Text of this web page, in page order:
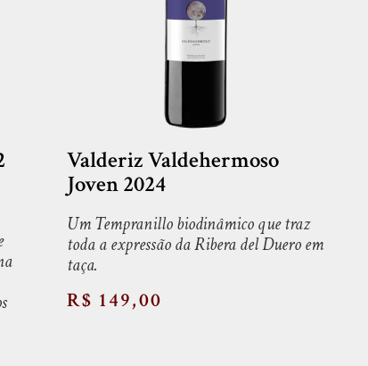
Valderiz Valdehermoso
Joven 2024
Um Tempranillo biodinâmico que traz
toda a expressão da Ribera del Duero em
taça.
R$ 149,00